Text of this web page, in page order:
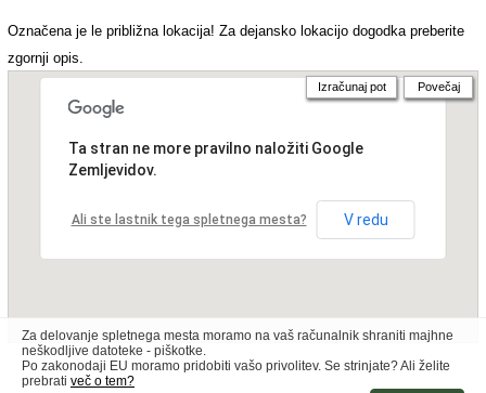
Označena je le približna lokacija! Za dejansko lokacijo dogodka preberite
zgornji opis.
Ta stran ne more pravilno naložiti Google
Zemljevidov.
Ali ste lastnik tega spletnega mesta? V redu
Izračunaj pot Povečaj
Za delovanje spletnega mesta moramo na vaš računalnik shraniti majhne
neškodljive datoteke - piškotke.
Po zakonodaji EU moramo pridobiti vašo privolitev. Se strinjate? Ali želite
prebrati več o tem?